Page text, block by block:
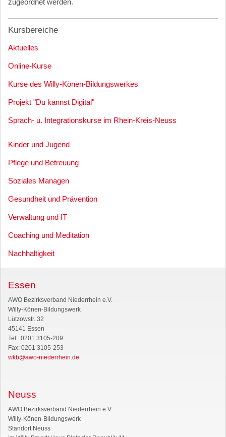
zugeordnet werden.
Kursbereiche
Aktuelles
Online-Kurse
Kurse des Willy-Könen-Bildungswerkes
Projekt "Du kannst Digital"
Sprach- u. Integrationskurse im Rhein-Kreis-Neuss
Kinder und Jugend
Pflege und Betreuung
Soziales Managen
Gesundheit und Prävention
Verwaltung und IT
Coaching und Meditation
Nachhaltigkeit
Essen
AWO Bezirksverband Niederrhein e.V.
Willy-Könen-Bildungswerk
Lützowstr. 32
45141 Essen
Tel: 0201 3105-209
Fax: 0201 3105-253
wkb@awo-niederrhein.de
Neuss
AWO Bezirksverband Niederrhein e.V.
Willy-Könen-Bildungswerk
Standort Neuss